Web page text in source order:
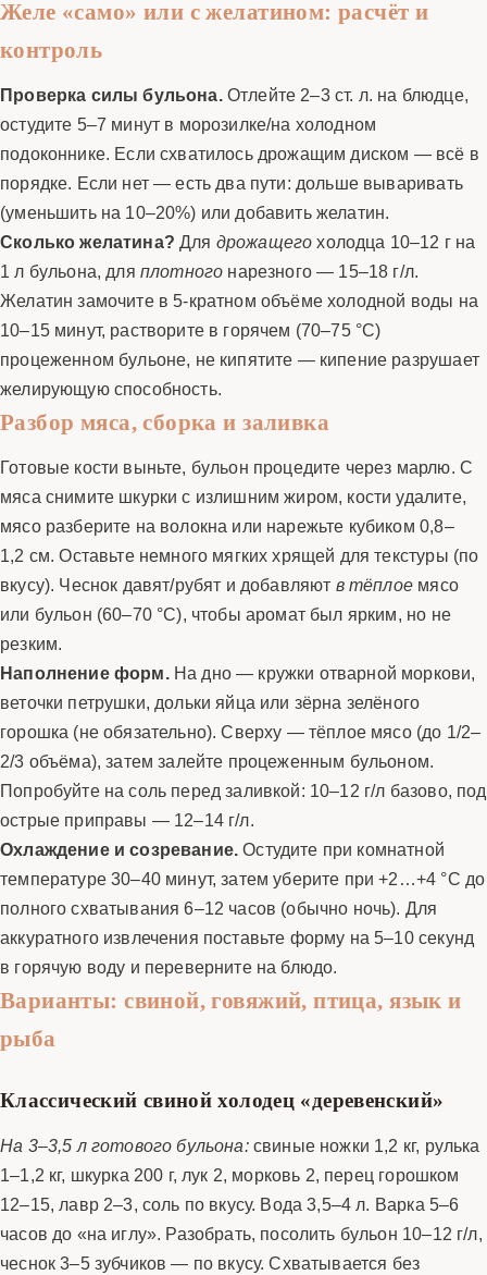
Желе «само» или с желатином: расчёт и
контроль
Проверка силы бульона.Отлейте 2–3 ст. л. на блюдце,
остудите 5–7 минут в морозилке/на холодном
подоконнике. Если схватилось дрожащим диском — всё в
порядке. Если нет — есть два пути: дольше вываривать
(уменьшить на 10–20%) или добавить желатин.
Сколько желатина? Для дрожащегохолодца 10–12 г на
1 л бульона, для плотного нарезного — 15–18 г/л.
Желатин замочите в 5-кратном объёме холодной воды на
10–15 минут, растворите в горячем (70–75 °C)
процеженном бульоне, не кипятите — кипение разрушает
желирующую способность.
Разбор мяса, сборка и заливка
Готовые кости выньте, бульон процедите через марлю. С
мяса снимите шкурки с излишним жиром, кости удалите,
мясо разберите на волокна или нарежьте кубиком 0,8–
1,2 см. Оставьте немного мягких хрящей для текстуры (по
вкусу). Чеснок давят/рубят и добавляют в тёплое мясо
или бульон (60–70 °C), чтобы аромат был ярким, но не
резким.
Наполнение форм.На дно — кружки отварной моркови,
веточки петрушки, дольки яйца или зёрна зелёного
горошка (не обязательно). Сверху — тёплое мясо (до 1/2–
2/3 объёма), затем залейте процеженным бульоном.
Попробуйте на соль перед заливкой: 10–12 г/л базово, под
острые приправы — 12–14 г/л.
Охлаждение и созревание.Остудите при комнатной
температуре 30–40 минут, затем уберите при +2…+4 °C до
полного схватывания 6–12 часов (обычно ночь). Для
аккуратного извлечения поставьте форму на 5–10 секунд
в горячую воду и переверните на блюдо.
Варианты: свиной, говяжий, птица, язык и
рыба
Классический свиной холодец «деревенский»
На 3–3,5 л готового бульона:свиные ножки 1,2 кг, рулька
1–1,2 кг, шкурка 200 г, лук 2, морковь 2, перец горошком
12–15, лавр 2–3, соль по вкусу. Вода 3,5–4 л. Варка 5–6
часов до «на иглу». Разобрать, посолить бульон 10–12 г/л,
чеснок 3–5 зубчиков — по вкусу. Схватывается без